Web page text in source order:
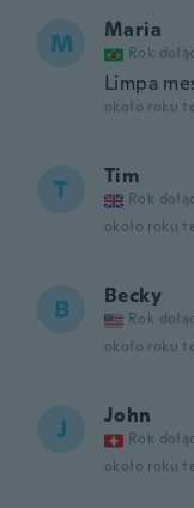
M Maria
Rok
Limpa
około roku
T Tim
Rok
około roku
B Becky
Rok
około roku
J John
Rok
około roku